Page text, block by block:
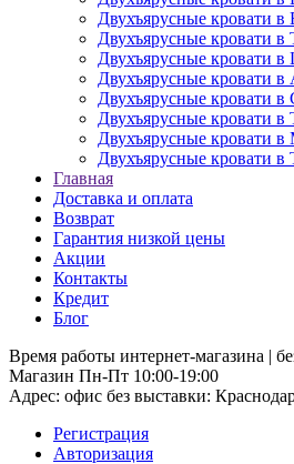
Двухъярусные кровати в
Двухъярусные кровати в
Двухъярусные кровати
Двухъярусные кровати в
Двухъярусные кровати в
Двухъярусные кровати в
Двухъярусные кровати в
Двухъярусные кровати в
Главная
Доставка и оплата
Возврат
Гарантия низкой цены
Акции
Контакты
Кредит
Блог
Время работы интернет-магазина |
Магазин Пн-Пт 10:00-19:00
Адрес: офис без выставки:
Регистрация
Авторизация